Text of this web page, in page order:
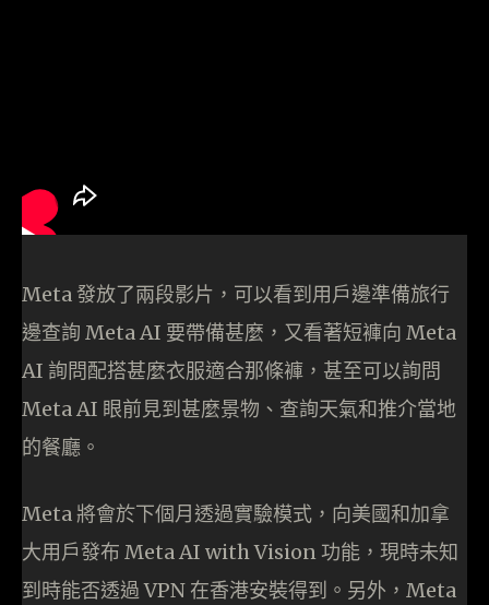
Meta 發放了兩段影片，可以看到用戶邊準備旅行
邊查詢 Meta AI 要帶備甚麼，又看著短褲向 Meta
AI 詢問配搭甚麼衣服適合那條褲，甚至可以詢問
Meta AI 眼前見到甚麼景物、查詢天氣和推介當地
的餐廳。
Meta 將會於下個月透過實驗模式，向美國和加拿
大用戶發布 Meta AI with Vision 功能，現時未知
到時能否透過 VPN 在香港安裝得到。另外，Meta